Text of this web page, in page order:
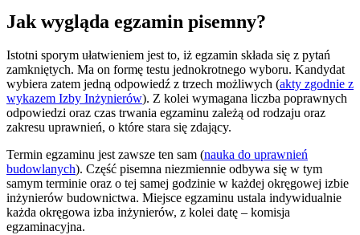
Jak wygląda egzamin pisemny?
Istotni sporym ułatwieniem jest to, iż egzamin składa się z pytań
zamkniętych. Ma on formę testu jednokrotnego wyboru. Kandydat
wybiera zatem jedną odpowiedź z trzech możliwych (akty zgodnie z
wykazem Izby Inżynierów). Z kolei wymagana liczba poprawnych
odpowiedzi oraz czas trwania egzaminu zależą od rodzaju oraz
zakresu uprawnień, o które stara się zdający.
Termin egzaminu jest zawsze ten sam (nauka do uprawnień
budowlanych). Część pisemna niezmiennie odbywa się w tym
samym terminie oraz o tej samej godzinie w każdej okręgowej izbie
inżynierów budownictwa. Miejsce egzaminu ustala indywidualnie
każda okręgowa izba inżynierów, z kolei datę – komisja
egzaminacyjna.